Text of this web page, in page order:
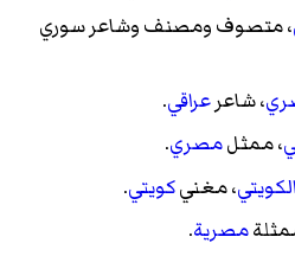
، متصوف ومصنف وشاعر سوري
، شاعرعراقي.
، ممثلمصري.
، مغنيكويتي.
مصرية.